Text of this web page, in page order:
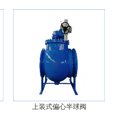
上装式偏心半球阀